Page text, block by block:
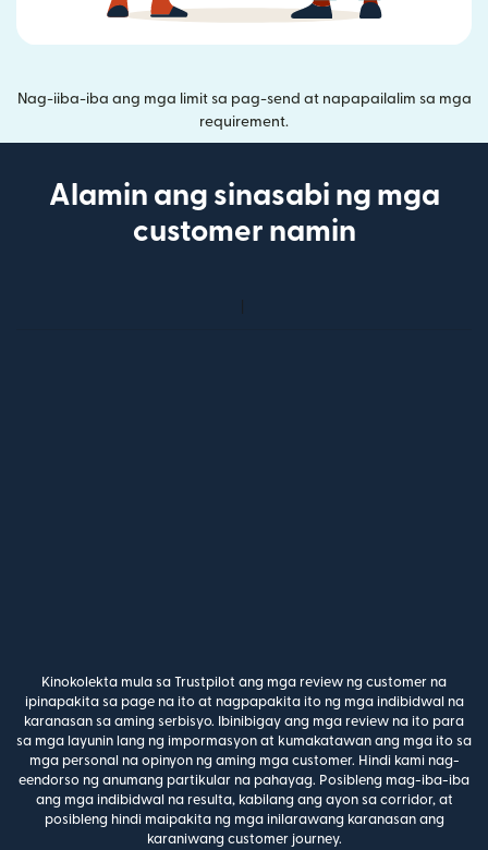
Nag-iiba-iba ang mga limit sa pag-send at napapailalim sa mga
requirement.
Alamin ang sinasabi ng mga
customer namin
Kinokolekta mula sa Trustpilot ang mga review ng customer na
ipinapakita sa page na ito at nagpapakita ito ng mga indibidwal na
karanasan sa aming serbisyo. Ibinibigay ang mga review na ito para
sa mga layunin lang ng impormasyon at kumakatawan ang mga ito sa
mga personal na opinyon ng aming mga customer. Hindi kami nag-
eendorso ng anumang partikular na pahayag. Posibleng mag-iba-iba
ang mga indibidwal na resulta, kabilang ang ayon sa corridor, at
posibleng hindi maipakita ng mga inilarawang karanasan ang
karaniwang customer journey.